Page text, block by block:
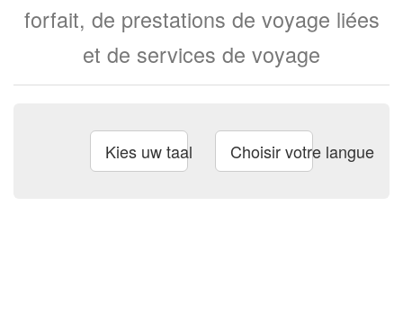
forfait, de prestations de voyage liées
et de services de voyage
Kies uw taal Choisir votre langue